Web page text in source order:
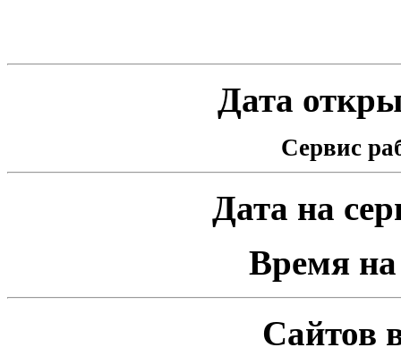
Дата
Сервис
Дата на
Время на
Сайтов